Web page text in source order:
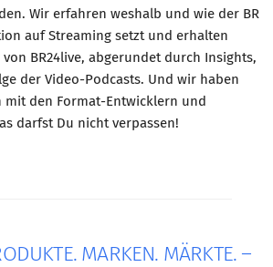
Wir erfahren weshalb und wie der BR
auf Streaming setzt und erhalten
von BR24live, abgerundet durch Insights,
der Video-Podcasts. Und wir haben
mit den Format-Entwicklern und
darfst Du nicht verpassen!
MARKEN. MÄRKTE. –